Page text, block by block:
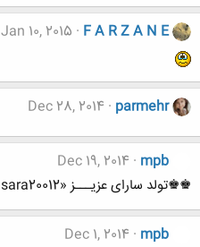
F A R Z A N E
Jan 10, 2015
parmehr
Dec 28, 2014
mpb
Dec 19, 2014
♚♚تولد سارای عزیـــز «sara20012»♚♚
mpb
Dec 1, 2014